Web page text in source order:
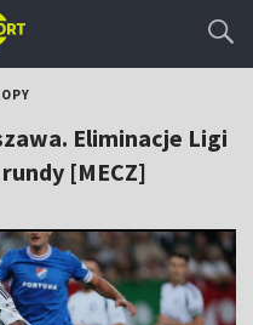
Eliminacje Ligi
[MECZ]